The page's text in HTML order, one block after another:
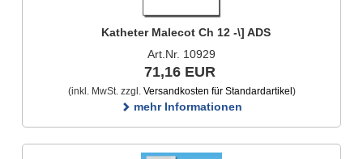
Katheter Malecot Ch 12 -\] ADS
Art.Nr. 10929
71,16 EUR
(inkl. MwSt. zzgl. Versandkosten für Standardartikel)
mehr Informationen